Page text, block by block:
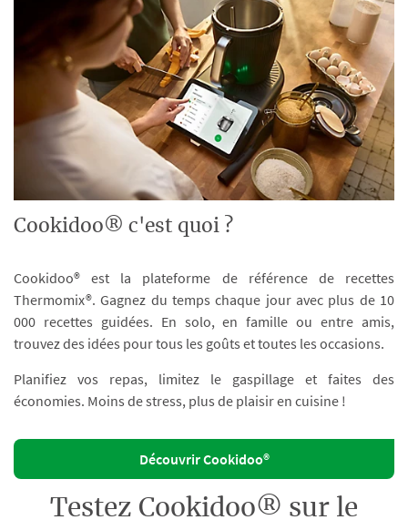
Cookidoo® c'est quoi ?
Cookidoo® est la plateforme de référence de recettes
Thermomix®. Gagnez du temps chaque jour avec plus de 10
000 recettes guidées. En solo, en famille ou entre amis,
trouvez des idées pour tous les goûts et toutes les occasions.
Planifiez vos repas, limitez le gaspillage et faites des
économies. Moins de stress, plus de plaisir en cuisine !
Découvrir Cookidoo®
Testez Cookidoo® sur le